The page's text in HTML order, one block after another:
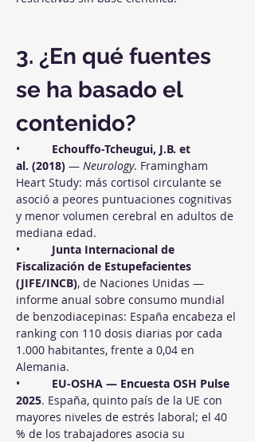
3. ¿En qué fuentes
se ha basado el
contenido?
• Echouffo-Tcheugui, J.B. et
al. (2018) — Neurology. Framingham
Heart Study: más cortisol circulante se
asoció a peores puntuaciones cognitivas
y menor volumen cerebral en adultos de
mediana edad.
• Junta Internacional de
Fiscalización de Estupefacientes
(JIFE/INCB), de Naciones Unidas —
informe anual sobre consumo mundial
de benzodiacepinas: España encabeza el
ranking con 110 dosis diarias por cada
1.000 habitantes, frente a 0,04 en
Alemania.
• EU-OSHA — Encuesta OSH Pulse
2025. España, quinto país de la UE con
mayores niveles de estrés laboral; el 40
% de los trabajadores asocia su